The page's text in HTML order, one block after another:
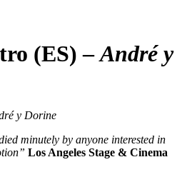
(ES) –André y
y Dorine
minutely by anyone interested in
Los Angeles Stage & Cinema